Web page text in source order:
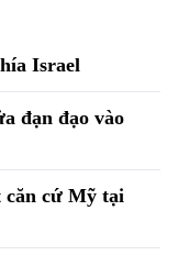
Israel
đạn đạo vào
căn cứ Mỹ tại